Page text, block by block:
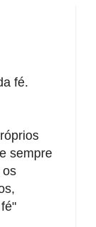
fé.
sempre
os